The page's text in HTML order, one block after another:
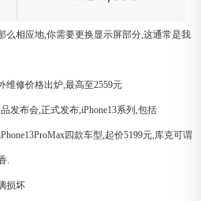
么相应地,你需要更换显示屏部分,这通常是我
维修价格出炉,最高至2559元
发布会,正式发布,iPhone13系列,包括
四款车型,起价5199元,库克可谓
.
损坏